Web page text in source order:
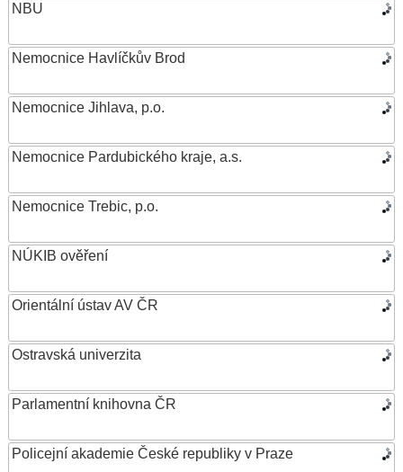
NBU
Nemocnice Havlíčkův Brod
Nemocnice Jihlava, p.o.
Nemocnice Pardubického kraje, a.s.
Nemocnice Trebic, p.o.
NÚKIB ověření
Orientální ústav AV ČR
Ostravská univerzita
Parlamentní knihovna ČR
Policejní akademie České republiky v Praze